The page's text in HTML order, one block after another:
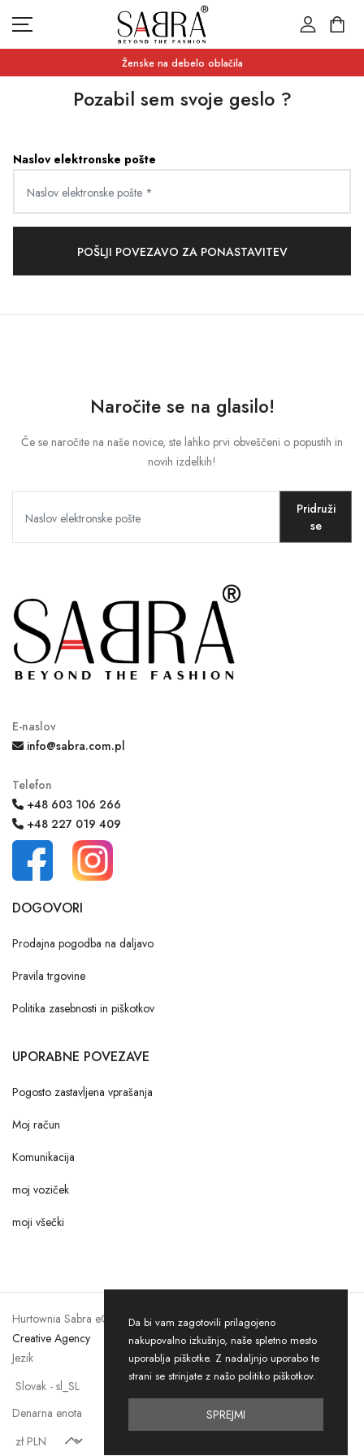
Ženske na debelo oblačila
KATEGORIJE
KONTAKTIRAJ NAS
ZLOTY (ZŁ)
SLOVAK
Denarna enota
Pozabil sem svoje geslo ?
Naslov elektronske pošte
POŠLJI POVEZAVO ZA PONASTAVITEV
Naročite se na glasilo!
Če se naročite na naše novice, ste lahko prvi obveščeni o popustih in
novih izdelkih!
Pridruži
se
E-naslov
info@sabra.com.pl
Telefon
+48 603 106 266
+48 227 019 409
DOGOVORI
Prodajna pogodba na daljavo
Pravila trgovine
Politika zasebnosti in piškotkov
UPORABNE POVEZAVE
Pogosto zastavljena vprašanja
Moj račun
Komunikacija
moj voziček
moji všečki
Hurtownia Sabra eCommerce © 2026. Vse pravice pridržane by
Creative Agency
Jezik
Denarna enota
Da bi vam zagotovili prilagojeno
nakupovalno izkušnjo, naše spletno mesto
uporablja piškotke. Z nadaljnjo uporabo te
strani se strinjate z našo politiko piškotkov.
SPREJMI